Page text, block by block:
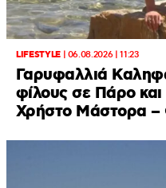
LIFESTYLE| 06.08.2026 | 11:23
Γαρυφαλλιά
φίλους σε Πάρο
Χρήστο Μάστορα –